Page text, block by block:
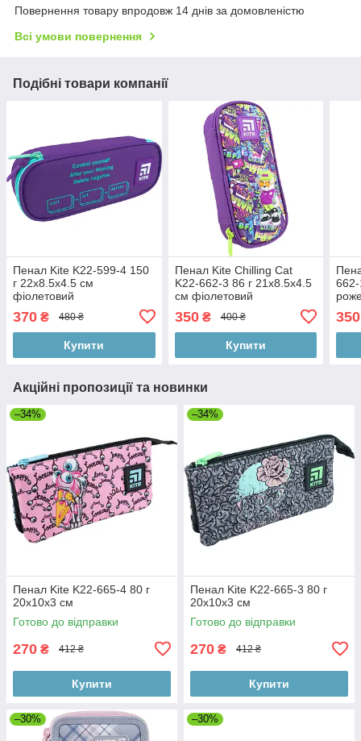
Повернення товару впродовж 14 днів за домовленістю
Всі умови повернення
Подібні товари компанії
Пенал Kite K22-599-4 150
г 22x8.5x4.5 см
фіолетовий
370 ₴ 480 ₴
Купити
Пенал Kite Chilling Cat
K22-662-3 86 г 21x8.5x4.5
см фіолетовий
350₴ 400 ₴
Купити
350
Акційні пропозиції та новинки
–34%
Пенал Kite K22-665-4 80 г
20x10x3 см
Готово до відправки
270 ₴ 412 ₴
Купити
–34%
Пенал Kite K22-665-3 80 г
20x10x3 см
Готово до відправки
270 ₴ 412 ₴
Купити
–30% –30%